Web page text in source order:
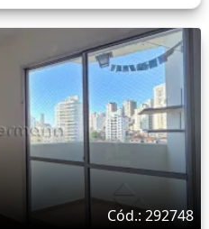
Cód.: 292748